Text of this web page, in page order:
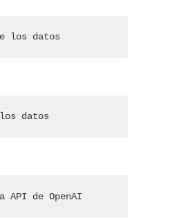
los datos
los datos
API de OpenAI